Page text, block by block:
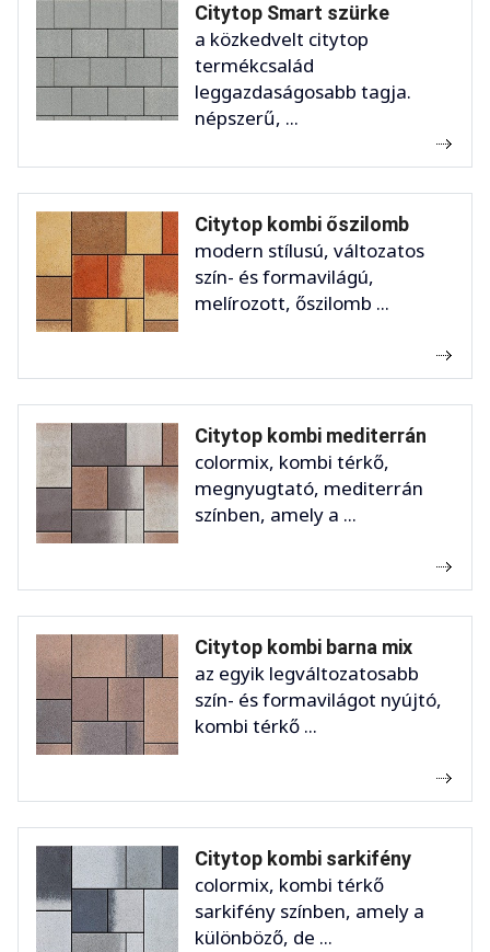
Citytop Smart szürke
a közkedvelt citytop
termékcsalád
leggazdaságosabb tagja.
népszerű, ...
Citytop kombi őszilomb
modern stílusú, változatos
szín- és formavilágú,
melírozott, őszilomb ...
Citytop kombi mediterrán
colormix, kombi térkő,
megnyugtató, mediterrán
színben, amely a ...
Citytop kombi barna mix
az egyik legváltozatosabb
szín- és formavilágot nyújtó,
kombi térkő ...
Citytop kombi sarkifény
colormix, kombi térkő
sarkifény színben, amely a
különböző, de ...